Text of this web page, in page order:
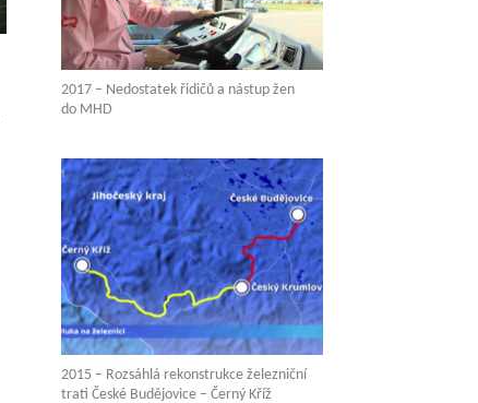
2017 – Nedostatek řidičů a nástup žen
do MHD
2015 – Rozsáhlá rekonstrukce železniční
trati České Budějovice – Černý Kříž